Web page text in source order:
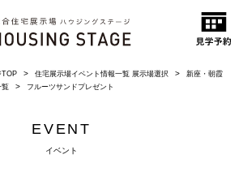
TOP 住宅展示場イベント情報一覧 展示場選択
新座・朝霞
覧
フルーツサンドプレゼント
EVENT
イベント